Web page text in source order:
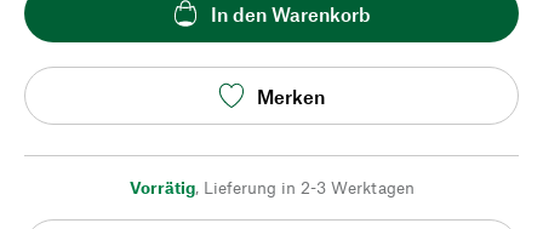
In den Warenkorb
Merken
Vorrätig, Lieferung in 2-3 Werktagen